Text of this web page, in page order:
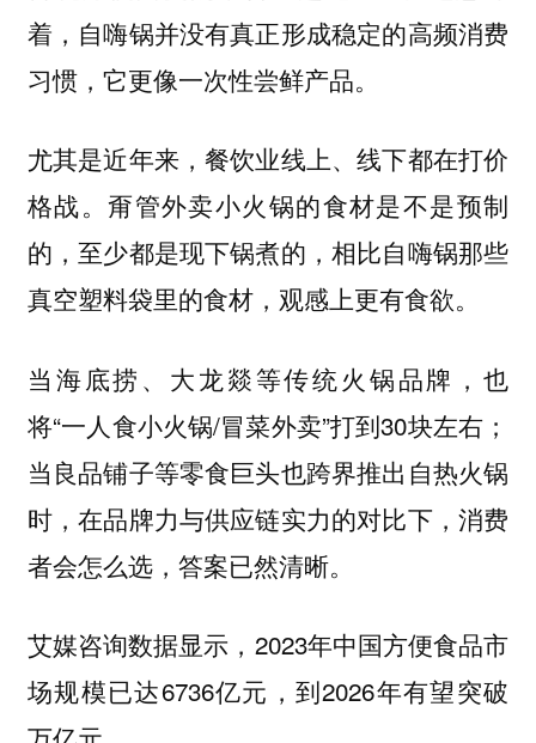
着，自嗨锅并没有真正形成稳定的高频消费
习惯，它更像一次性尝鲜产品。
尤其是近年来，餐饮业线上、线下都在打价
格战。甭管外卖小火锅的食材是不是预制
的，至少都是现下锅煮的，相比自嗨锅那些
真空塑料袋里的食材，观感上更有食欲。
当海底捞、大龙燚等传统火锅品牌，也
将“一人食小火锅/冒菜外卖”打到30块左右；
当良品铺子等零食巨头也跨界推出自热火锅
时，在品牌力与供应链实力的对比下，消费
者会怎么选，答案已然清晰。
艾媒咨询数据显示，2023年中国方便食品市
场规模已达6736亿元，到2026年有望突破